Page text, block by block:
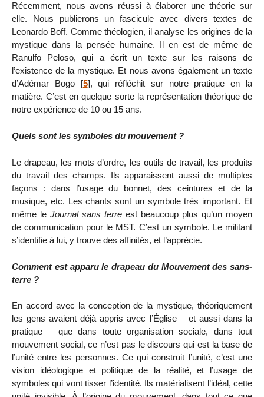
Récemment, nous avons réussi à élaborer une théorie sur
elle. Nous publierons un fascicule avec divers textes de
Leonardo Boff. Comme théologien, il analyse les origines de la
mystique dans la pensée humaine. Il en est de même de
Ranulfo Peloso, qui a écrit un texte sur les raisons de
l’existence de la mystique. Et nous avons également un texte
d’Adémar Bogo[5], qui réfléchit sur notre pratique en la
matière. C’est en quelque sorte la représentation théorique de
notre expérience de 10 ou 15 ans.
Quels sont les symboles du mouvement ?
Le drapeau, les mots d’ordre, les outils de travail, les produits
du travail des champs. Ils apparaissent aussi de multiples
façons : dans l’usage du bonnet, des ceintures et de la
musique, etc. Les chants sont un symbole très important. Et
même le Journal sans terre est beaucoup plus qu’un moyen
de communication pour le MST. C’est un symbole. Le militant
s’identifie à lui, y trouve des affinités, et l’apprécie.
Comment est apparu le drapeau du Mouvement des sans-
terre ?
En accord avec la conception de la mystique, théoriquement
les gens avaient déjà appris avec l’Église – et aussi dans la
pratique – que dans toute organisation sociale, dans tout
mouvement social, ce n’est pas le discours qui est la base de
l’unité entre les personnes. Ce qui construit l’unité, c’est une
vision idéologique et politique de la réalité, et l’usage de
symboles qui vont tisser l’identité. Ils matérialisent l’idéal, cette